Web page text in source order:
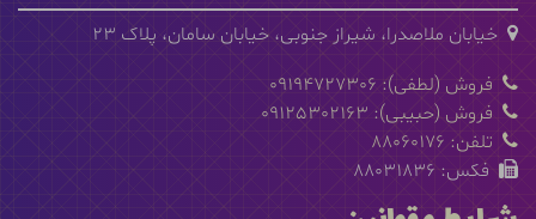
خیابان ملاصدرا، شیراز جنوبی، خیابان سامان، پلاک 23
فروش (لطفی): 09194727306
فروش (حبیبی): 09125302163
تلفن: 88060176
فکس: 88031836